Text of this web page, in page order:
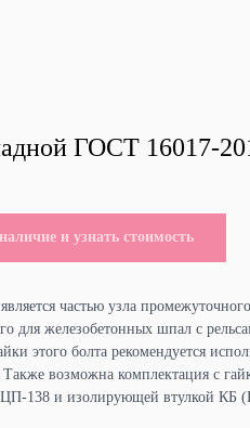
ГОСТ 16017-
и узнать стоимость
частью узла
для железобетонных шпал с
этого болта рекомендуется
Также возможна комплектация с
138 и изолирующей втулкой КБ